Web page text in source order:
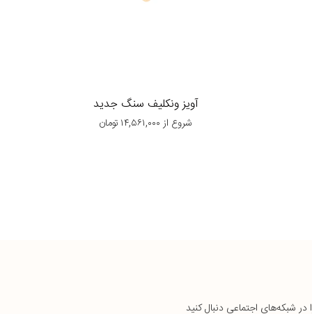
آویز ونکلیف سنگ جدید
شروع از ۱۴,۵۶۱,۰۰۰ تومان
در شبکه‌های اجتماعی دنبال کنید